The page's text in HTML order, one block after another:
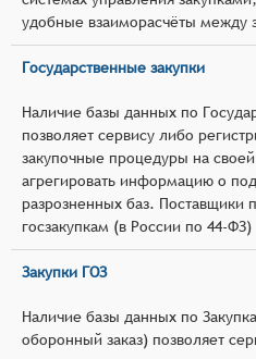
удобные взаиморасчёты между
Государственные закупки
Наличие базы данных по
позволяет сервису либо
закупочные процедуры на
агрегировать информацию о
разрозненных баз. Поставщики
госзакупкам (в России по 44-ФЗ)
Закупки ГОЗ
Наличие базы данных по
оборонный заказ) позволяет